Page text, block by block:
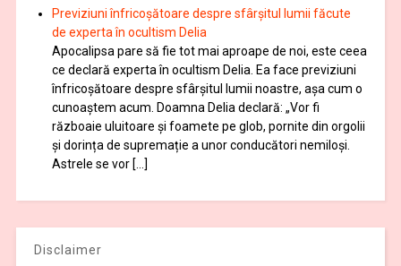
Previziuni înfricoșătoare despre sfârșitul lumii făcute
de experta în ocultism Delia
Apocalipsa pare să fie tot mai aproape de noi, este ceea
ce declară experta în ocultism Delia. Ea face previziuni
înfricoșătoare despre sfârșitul lumii noastre, așa cum o
cunoaștem acum. Doamna Delia declară: „Vor fi
războaie uluitoare și foamete pe glob, pornite din orgolii
și dorința de supremație a unor conducători nemiloși.
Astrele se vor […]
Disclaimer